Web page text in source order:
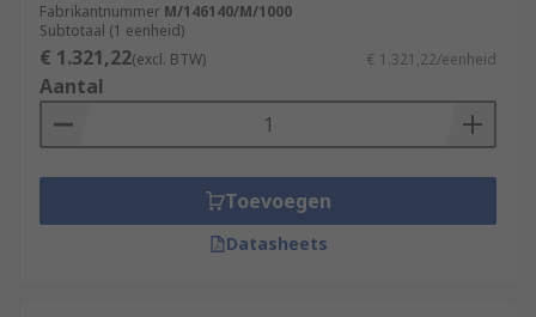
Fabrikantnummer M/146140/M/1000
Subtotaal (1 eenheid)
€ 1.321,22(excl. BTW) € 1.321,22/eenheid
Aantal
Toevoegen
Datasheets